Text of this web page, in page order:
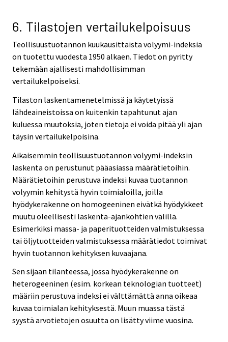
6. Tilastojen vertailukelpoisuus
Teollisuustuotannon kuukausittaista volyymi-indeksiä
on tuotettu vuodesta 1950 alkaen. Tiedot on pyritty
tekemään ajallisesti mahdollisimman
vertailukelpoiseksi.
Tilaston laskentamenetelmissä ja käytetyissä
lähdeaineistoissa on kuitenkin tapahtunut ajan
kuluessa muutoksia, joten tietoja ei voida pitää yli ajan
täysin vertailukelpoisina.
Aikaisemmin teollisuustuotannon volyymi-indeksin
laskenta on perustunut pääasiassa määrätietoihin.
Määrätietoihin perustuva indeksi kuvaa tuotannon
volyymin kehitystä hyvin toimialoilla, joilla
hyödykerakenne on homogeeninen eivätkä hyödykkeet
muutu oleellisesti laskenta-ajankohtien välillä.
Esimerkiksi massa- ja paperituotteiden valmistuksessa
tai öljytuotteiden valmistuksessa määrätiedot toimivat
hyvin tuotannon kehityksen kuvaajana.
Sen sijaan tilanteessa, jossa hyödykerakenne on
heterogeeninen (esim. korkean teknologian tuotteet)
määriin perustuva indeksi ei välttämättä anna oikeaa
kuvaa toimialan kehityksestä. Muun muassa tästä
syystä arvotietojen osuutta on lisätty viime vuosina.